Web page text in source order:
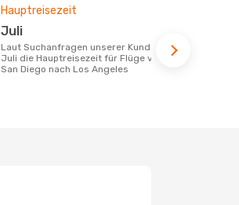
Hauptreisezeit
Juli
Laut Suchanfragen unserer Kunden ist
Juli die Hauptreisezeit für Flüge von
San Diego nach Los Angeles